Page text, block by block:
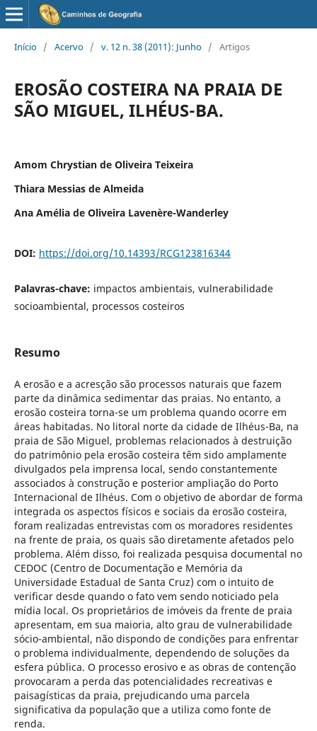
Início / Acervo / v. 12 n. 38 (2011): Junho / Artigos
EROSÃO COSTEIRA NA PRAIA DE
SÃO MIGUEL, ILHÉUS-BA.
Amom Chrystian de Oliveira Teixeira
Thiara Messias de Almeida
Ana Amélia de Oliveira Lavenère-Wanderley
DOI: https://doi.org/10.14393/RCG123816344
Palavras-chave: impactos ambientais, vulnerabilidade
socioambiental, processos costeiros
Resumo
A erosão e a acresção são processos naturais que fazem
parte da dinâmica sedimentar das praias. No entanto, a
erosão costeira torna-se um problema quando ocorre em
áreas habitadas. No litoral norte da cidade de Ilhéus-Ba, na
praia de São Miguel, problemas relacionados à destruição
do patrimônio pela erosão costeira têm sido amplamente
divulgados pela imprensa local, sendo constantemente
associados à construção e posterior ampliação do Porto
Internacional de Ilhéus. Com o objetivo de abordar de forma
integrada os aspectos físicos e sociais da erosão costeira,
foram realizadas entrevistas com os moradores residentes
na frente de praia, os quais são diretamente afetados pelo
problema. Além disso, foi realizada pesquisa documental no
CEDOC (Centro de Documentação e Memória da
Universidade Estadual de Santa Cruz) com o intuito de
verificar desde quando o fato vem sendo noticiado pela
mídia local. Os proprietários de imóveis da frente de praia
apresentam, em sua maioria, alto grau de vulnerabilidade
sócio-ambiental, não dispondo de condições para enfrentar
o problema individualmente, dependendo de soluções da
esfera pública. O processo erosivo e as obras de contenção
provocaram a perda das potencialidades recreativas e
paisagísticas da praia, prejudicando uma parcela
significativa da população que a utiliza como fonte de
renda.